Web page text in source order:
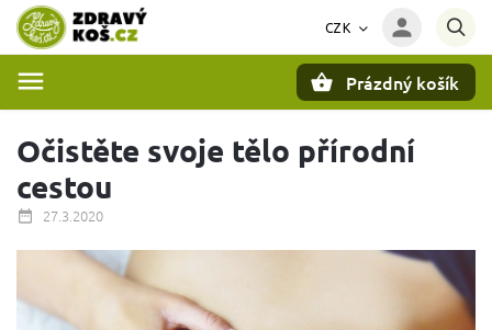
CZK
Prázdný košík
Očistěte svoje tělo přírodní
cestou
27.3.2020